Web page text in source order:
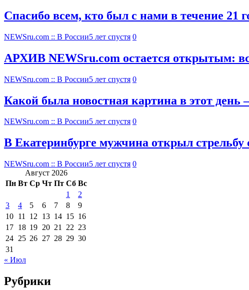
Спасибо всем, кто был с нами в течение 21
NEWSru.com :: В России5 лет спустя 0
АРХИВ NEWSru.com остается открытым:
NEWSru.com :: В России5 лет спустя 0
Какой была новостная картина в этот день
NEWSru.com :: В России5 лет спустя 0
В Екатеринбурге мужчина открыл
NEWSru.com :: В России5 лет спустя 0
Август 2026
Пн Вт Ср Чт Пт Сб Вс
1
2
3
4 5 6 7 8
9
10 11 12 13 14 15 16
17 18 19 20 21 22 23
24 25 26 27 28 29 30
31
« Июл
Рубрики